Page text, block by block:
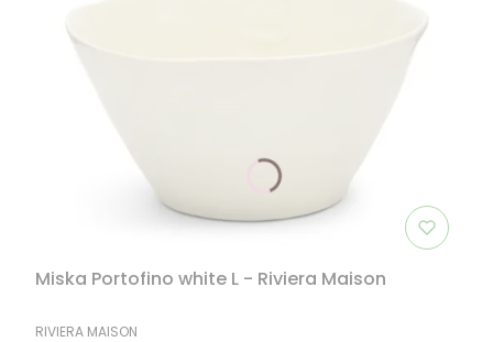
Miska Portofino white L - Riviera Maison
PRODUCENT
RIVIERA MAISON